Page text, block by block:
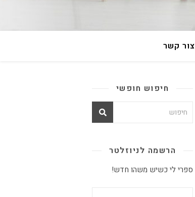
צור קשר
חיפוש חופשי
הרשמה לניוזלטר
ספרי לי כשיש משהו חדש!